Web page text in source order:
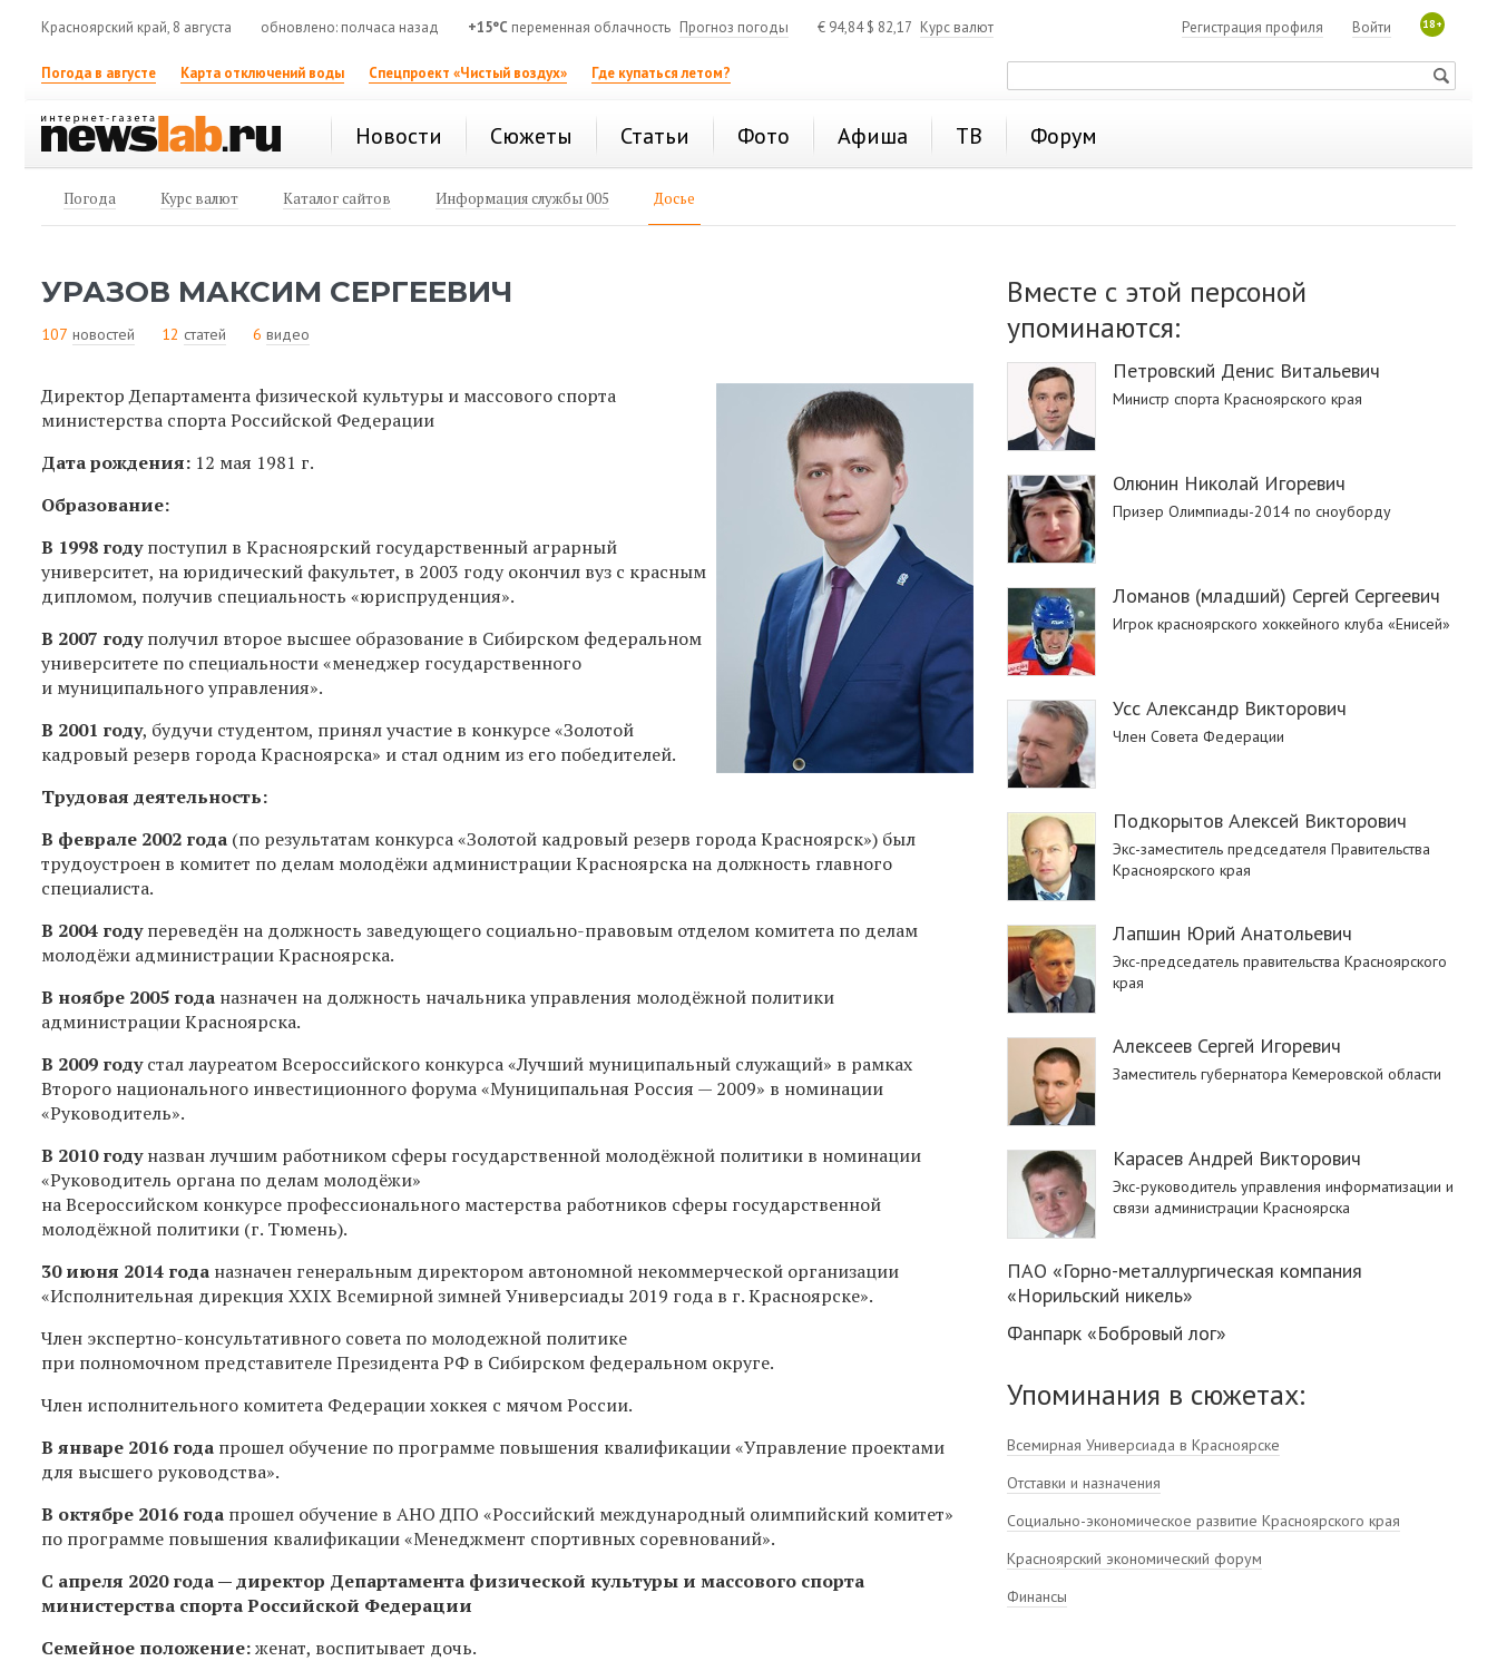
Красноярский край, 8 августа обновлено: полчаса назад +15°C переменная облачность Прогноз погоды € 94,84$ 82,17 Курс валют 18+
Войти
Регистрация профиля
Погода в августе Карта отключений воды Спецпроект «Чистый воздух» Где купаться летом?
Новости Сюжеты Статьи Фото Афиша ТВ Форум
Погода Курс валют Каталог сайтов Информация службы 005 Досье
УРАЗОВ МАКСИМ СЕРГЕЕВИЧ
107 новостей 12 статей 6 видео
Директор Департамента физической культуры и массового спорта
министерства спорта Российской Федерации
Дата рождения: 12 мая 1981 г.
Образование:
В 1998 годупоступил в Красноярский государственный аграрный
университет, на юридический факультет, в 2003 году окончил вуз с красным
дипломом, получив специальность «юриспруденция».
В 2007 годуполучил второе высшее образование в Сибирском федеральном
университете по специальности «менеджер государственного
и муниципального управления».
В 2001 году, будучи студентом, принял участие в конкурсе «Золотой
кадровый резерв города Красноярска» и стал одним из его победителей.
Трудовая деятельность:
В феврале 2002 года (по результатам конкурса «Золотой кадровый резерв города Красноярск») был
трудоустроен в комитет по делам молодёжи администрации Красноярска на должность главного
специалиста.
В 2004 годупереведён на должность заведующего социально-правовым отделом комитета по делам
молодёжи администрации Красноярска.
В ноябре 2005 года назначен на должность начальника управления молодёжной политики
администрации Красноярска.
В 2009 годустал лауреатом Всероссийского конкурса «Лучший муниципальный служащий» в рамках
Второго национального инвестиционного форума «Муниципальная Россия — 2009» в номинации
«Руководитель».
В 2010 годуназван лучшим работником сферы государственной молодёжной политики в номинации
«Руководитель органа по делам молодёжи»
на Всероссийском конкурсе профессионального мастерства работников сферы государственной
молодёжной политики (г. Тюмень).
30 июня 2014 года назначен генеральным директором автономной некоммерческой организации
«Исполнительная дирекция XXIX Всемирной зимней Универсиады 2019 года в г. Красноярске».
Член экспертно-консультативного совета по молодежной политике
при полномочном представителе Президента РФ в Сибирском федеральном округе.
Член исполнительного комитета Федерации хоккея с мячом России.
В январе 2016 года прошел обучение по программе повышения квалификации«Управление проектами
для высшего руководства».
В октябре 2016 года прошел обучение в АНО ДПО «Российский международный олимпийский комитет»
по программе повышения квалификации«Менеджмент спортивных соревнований».
С апреля 2020 года — директор Департамента физической культуры и массового спорта
министерства спорта Российской Федерации
Семейное положение:женат, воспитывает дочь.
Вместе с этой персоной
упоминаются:
Петровский Денис Витальевич
Министр спорта Красноярского края
Олюнин Николай Игоревич
Призер Олимпиады-2014 по сноуборду
Ломанов (младший) Сергей Сергеевич
Игрок красноярского хоккейного клуба «Енисей»
Усс Александр Викторович
Член Совета Федерации
Подкорытов Алексей Викторович
Экс-заместитель председателя Правительства
Красноярского края
Лапшин Юрий Анатольевич
Экс-председатель правительства Красноярского
края
Алексеев Сергей Игоревич
Заместитель губернатора Кемеровской области
Карасев Андрей Викторович
Экс-руководитель управления информатизации и
связи администрации Красноярска
ПАО «Горно-металлургическая компания
«Норильский никель»
Фанпарк «Бобровый лог»
Упоминания в сюжетах:
Всемирная Универсиада в Красноярске
Отставки и назначения
Социально-экономическое развитие Красноярского края
Красноярский экономический форум
Финансы